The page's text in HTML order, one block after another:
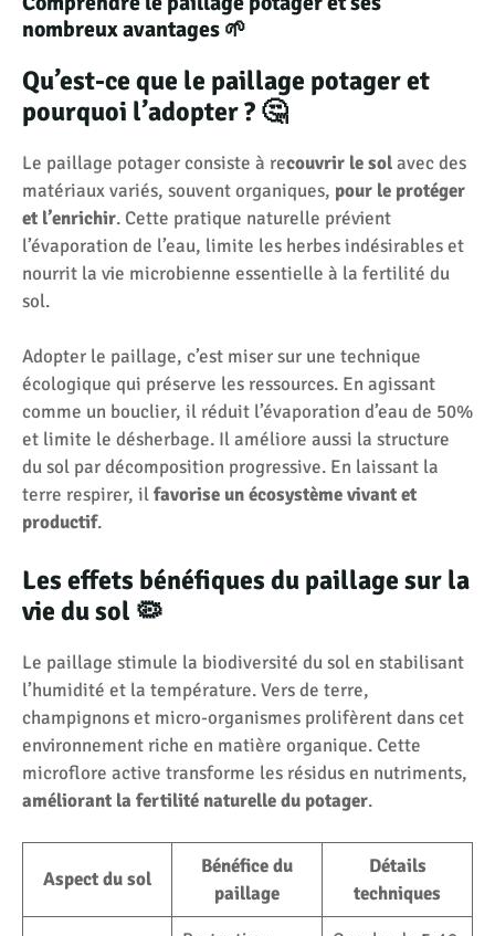
nombreux avantages 🌱
Qu’est-ce que le paillage potager et
pourquoi l’adopter ? 🤔
Le paillage potager consiste à recouvrir le solavec des
matériaux variés, souvent organiques, pour le protéger
et l’enrichir. Cette pratique naturelle prévient
l’évaporation de l’eau, limite les herbes indésirables et
nourrit la vie microbienne essentielle à la fertilité du
sol.
Adopter le paillage, c’est miser sur une technique
écologique qui préserve les ressources. En agissant
comme un bouclier, il réduit l’évaporation d’eau de 50%
et limite le désherbage. Il améliore aussi la structure
du sol par décomposition progressive. En laissant la
terre respirer, ilfavorise un écosystème vivant et
productif.
Les effets bénéfiques du paillage sur la
vie du sol 🦠
Le paillage stimule la biodiversité du sol en stabilisant
l’humidité et la température. Vers de terre,
champignons et micro-organismes prolifèrent dans cet
environnement riche en matière organique. Cette
microflore active transforme les résidus en nutriments,
améliorant la fertilité naturelle du potager.
Aspect du sol
Bénéfice du
paillage
Détails
techniques